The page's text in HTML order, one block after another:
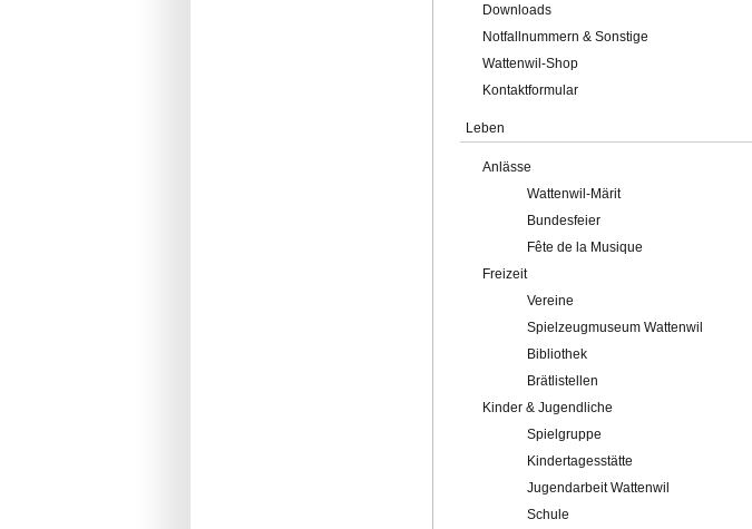
Downloads
Notfallnummern & Sonstige
Wattenwil-Shop
Kontaktformular
Leben
Anlässe
Wattenwil-Märit
Bundesfeier
Fête de la Musique
Freizeit
Vereine
Spielzeugmuseum Wattenwil
Bibliothek
Brätlistellen
Kinder & Jugendliche
Spielgruppe
Kindertagesstätte
Jugendarbeit Wattenwil
Schule